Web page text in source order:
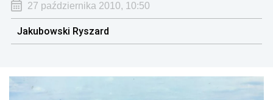
27 października 2010, 10:50
Jakubowski Ryszard